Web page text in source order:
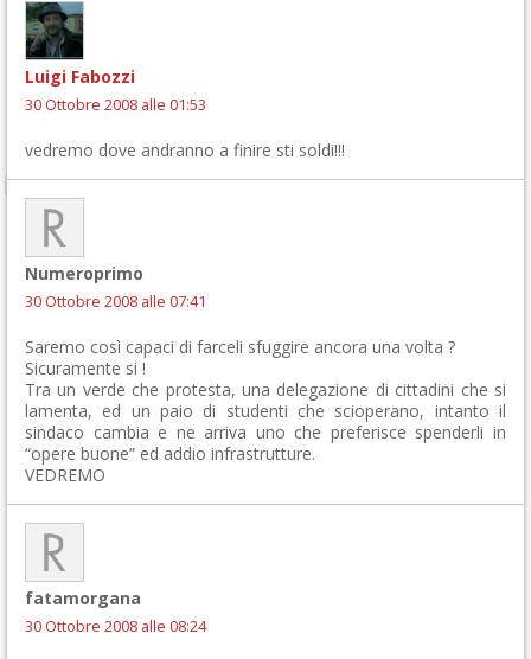
Luigi Fabozzi
30 Ottobre 2008 alle 01:53
vedremo dove andranno a finire sti soldi!!!
Numeroprimo
30 Ottobre 2008 alle 07:41
Saremo così capaci di farceli sfuggire ancora una volta ?
Sicuramente si !
Tra un verde che protesta, una delegazione di cittadini che si
lamenta, ed un paio di studenti che scioperano, intanto il
sindaco cambia e ne arriva uno che preferisce spenderli in
“opere buone” ed addio infrastrutture.
VEDREMO
fatamorgana
30 Ottobre 2008 alle 08:24